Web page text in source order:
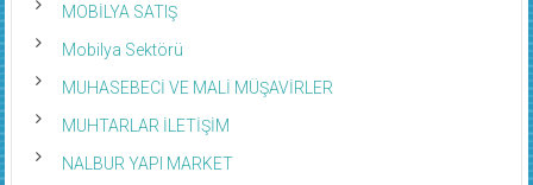
MOBİLYA SATIŞ
Mobilya Sektörü
MUHASEBECİ VE MALİ MÜŞAVİRLER
MUHTARLAR İLETİŞİM
NALBUR YAPI MARKET